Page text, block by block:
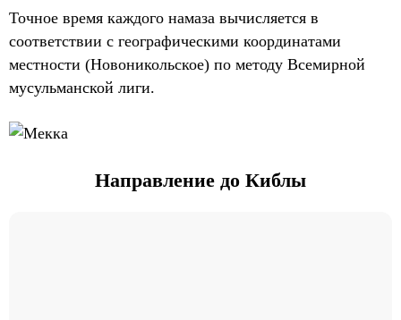
Точное время каждого намаза вычисляется в
соответствии с географическими координатами
местности (Новоникольское) по методу Всемирной
мусульманской лиги.
Направление до Киблы